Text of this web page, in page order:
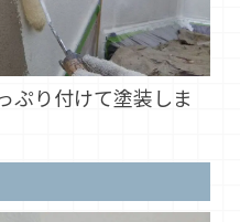
ぷり付けて塗装しま